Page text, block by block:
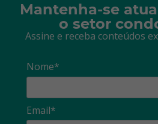
Mantenha-se
o setor
Assine e receba conteúdos
Nome*
Email*